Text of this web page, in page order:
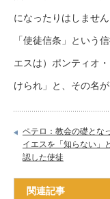
になったりはしませ
「使徒信条」という
エスは）ポンティオ
けられ」と、その名
ペテロ：教会の礎とな
イエスを「知らない」
認した使徒
関連記事